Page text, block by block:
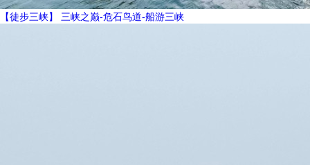
【徒步三峡】 三峡之巅-危石鸟道-船游三峡